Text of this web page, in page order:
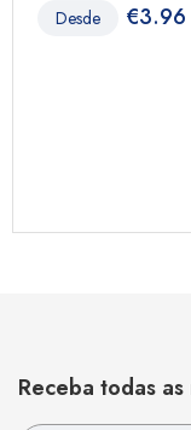
Desde €3.96
Receba todas